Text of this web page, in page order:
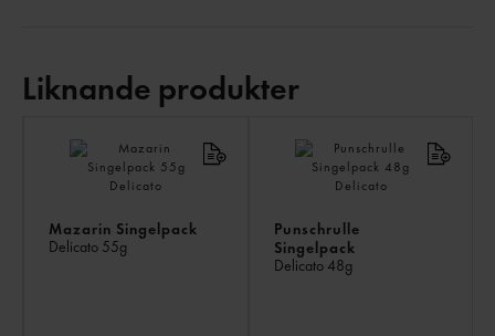
Liknande produkter
Mazarin Singelpack
Delicato 55g
Punschrulle
Singelpack
Delicato 48g